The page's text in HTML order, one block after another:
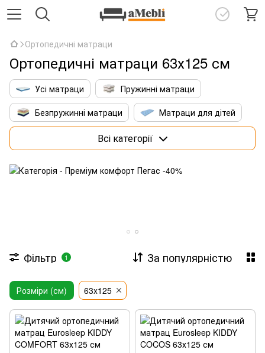
Ортопедичні матраци
Ортопедичні матраци 63х125 см
Усі матраци
Пружинні матраци
Безпружинні матраци
Матраци для дітей
Матраци 160х200 см
Преміум матраци
Всі категорії
Фільтр 1 За популярністю
Розміри (см) 63x125